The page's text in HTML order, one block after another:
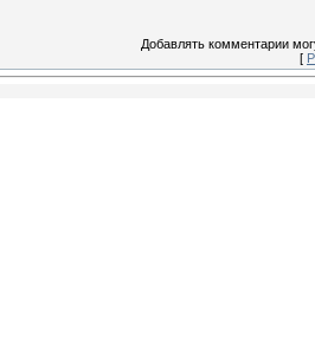
Добавлять комментарии
[